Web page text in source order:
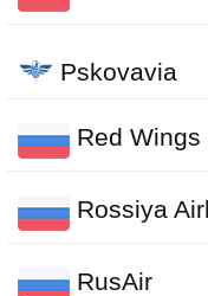
Pskovavia
Red Wings
Rossiya
RusAir